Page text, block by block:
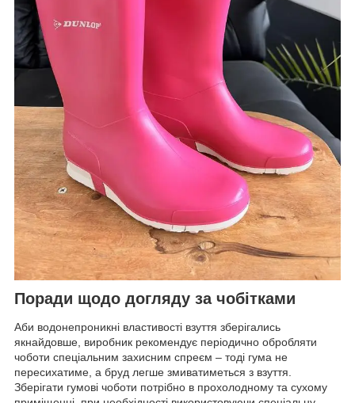
Поради щодо догляду за чобітками
Аби водонепроникні властивості взуття зберігались
якнайдовше, виробник рекомендує періодично обробляти
чоботи спеціальним захисним спреєм – тоді гума не
пересихатиме, а бруд легше змиватиметься з взуття.
Зберігати гумові чоботи потрібно в прохолодному та сухому